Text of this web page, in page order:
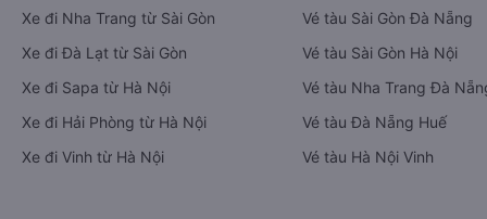
Xe đi Nha Trang từ Sài Gòn
Xe đi Đà Lạt từ Sài Gòn
Xe đi Sapa từ Hà Nội
Xe đi Hải Phòng từ Hà Nội
Xe đi Vinh từ Hà Nội
Vé tàu Sài Gòn Đà Nẵng
Vé tàu Sài Gòn Hà Nội
Vé tàu Nha Trang Đà
Vé tàu Đà Nẵng Huế
Vé tàu Hà Nội Vinh